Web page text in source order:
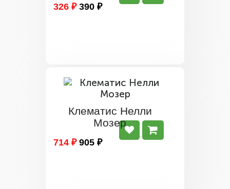
326 ₽ 390 ₽
Клематис Нелли
Мозер
714 ₽ 905 ₽